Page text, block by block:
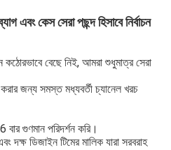
এবং কেস সেরা পছন্দ হিসাবে নির্বাচন
বেছে নিই, আমরা শুধুমাত্র সেরা
জন্য সমস্ত মধ্যবর্তী চ্যানেল খরচ
গুণমান পরিদর্শন করি।
দক্ষ ডিজাইন টিমের মালিক যারা সরবরাহ